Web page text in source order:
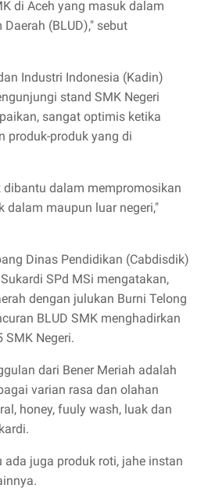
di Aceh yang masuk dalam
(BLUD)," sebut
Industri Indonesia (Kadin)
stand SMK Negeri
sangat optimis ketika
produk-produk yang di
dalam mempromosikan
dalam maupun luar negeri,"
Dinas Pendidikan (Cabdisdik)
SPd MSi mengatakan,
dengan julukan Burni Telong
BLUD SMK menghadirkan
SMK Negeri.
dari Bener Meriah adalah
varian rasa dan olahan
honey, fuuly wash, luak dan
juga produk roti, jahe instan